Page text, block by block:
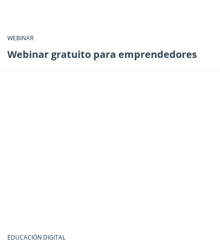
WEBINAR
Webinar gratuito para emprendedores
EDUCACIÓN DIGITAL